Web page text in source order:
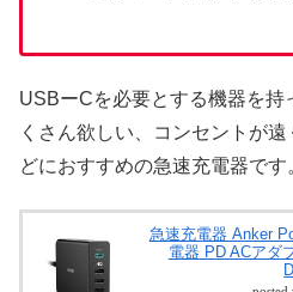
USBーCを必要とする機器を持
くさん欲しい、コンセントが
どにおすすめの急速充電器です
急速充電器 Anker
電器 PD ACアダ